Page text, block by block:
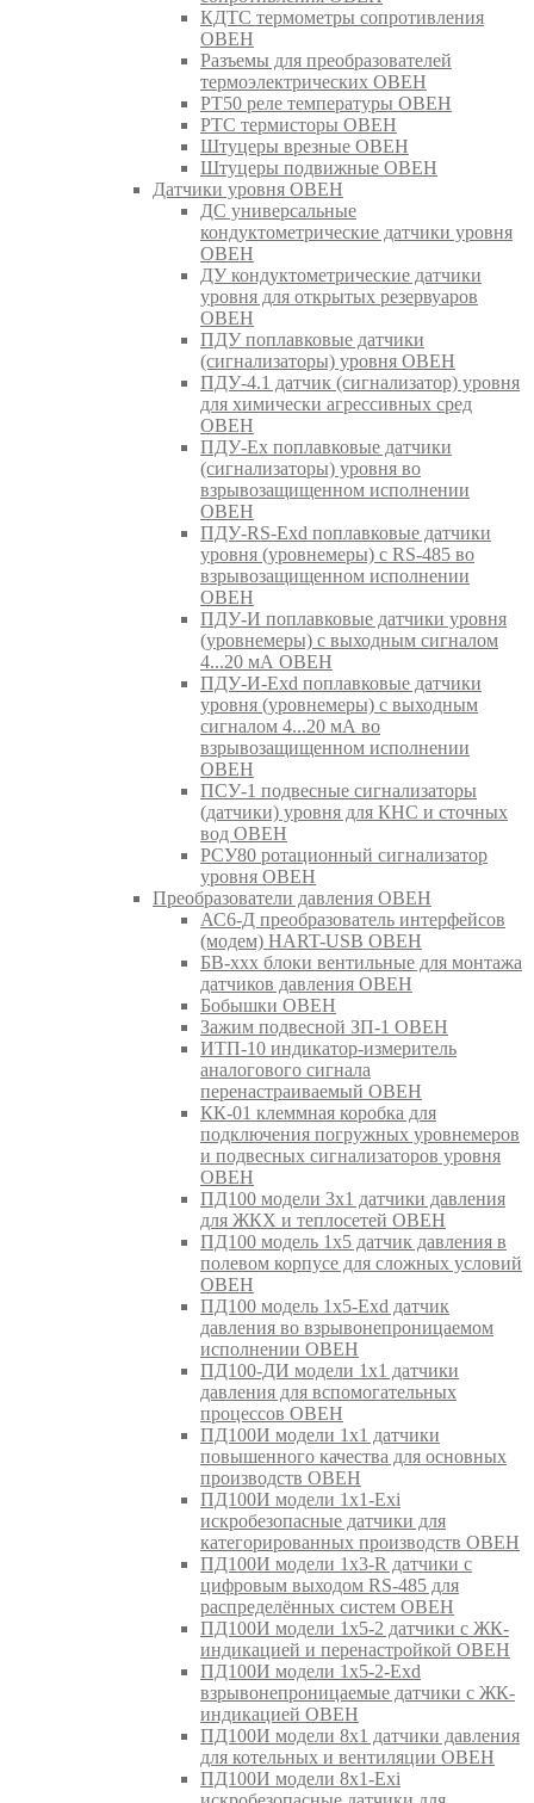
КДТС термометры сопротивления
ОВЕН
Разъемы для преобразователей
термоэлектрических ОВЕН
РТ50 реле температуры ОВЕН
РТС термисторы ОВЕН
Штуцеры врезные ОВЕН
Штуцеры подвижные ОВЕН
Датчики уровня ОВЕН
ДС универсальные
кондуктометрические датчики уровня
ОВЕН
ДУ кондуктометрические датчики
уровня для открытых резервуаров
ОВЕН
ПДУ поплавковые датчики
(сигнализаторы) уровня ОВЕН
ПДУ-4.1 датчик (сигнализатор) уровня
для химически агрессивных сред
ОВЕН
ПДУ-Ex поплавковые датчики
(сигнализаторы) уровня во
взрывозащищенном исполнении
ОВЕН
ПДУ-RS-Exd поплавковые датчики
уровня (уровнемеры) с RS-485 во
взрывозащищенном исполнении
ОВЕН
ПДУ-И поплавковые датчики уровня
(уровнемеры) с выходным сигналом
4...20 мА ОВЕН
ПДУ-И-Exd поплавковые датчики
уровня (уровнемеры) с выходным
сигналом 4...20 мА во
взрывозащищенном исполнении
ОВЕН
ПСУ-1 подвесные сигнализаторы
(датчики) уровня для КНС и сточных
вод ОВЕН
РСУ80 ротационный сигнализатор
уровня ОВЕН
Преобразователи давления ОВЕН
АС6-Д преобразователь интерфейсов
(модем) HART-USB ОВЕН
БВ-ххх блоки вентильные для монтажа
датчиков давления ОВЕН
Бобышки ОВЕН
Зажим подвесной ЗП-1 ОВЕН
ИТП-10 индикатор-измеритель
аналогового сигнала
перенастраиваемый ОВЕН
КК-01 клеммная коробка для
подключения погружных уровнемеров
и подвесных сигнализаторов уровня
ОВЕН
ПД100 модели 3х1 датчики давления
для ЖКХ и теплосетей ОВЕН
ПД100 модель 1х5 датчик давления в
полевом корпусе для сложных условий
ОВЕН
ПД100 модель 1х5-Exd датчик
давления во взрывонепроницаемом
исполнении ОВЕН
ПД100-ДИ модели 1х1 датчики
давления для вспомогательных
процессов ОВЕН
ПД100И модели 1х1 датчики
повышенного качества для основных
производств ОВЕН
ПД100И модели 1х1-Exi
искробезопасные датчики для
категорированных производств ОВЕН
ПД100И модели 1х3-R датчики с
цифровым выходом RS-485 для
распределённых систем ОВЕН
ПД100И модели 1х5-2 датчики с ЖК-
индикацией и перенастройкой ОВЕН
ПД100И модели 1х5-2-Exd
взрывонепроницаемые датчики с ЖК-
индикацией ОВЕН
ПД100И модели 8х1 датчики давления
для котельных и вентиляции ОВЕН
ПД100И модели 8х1-Exi